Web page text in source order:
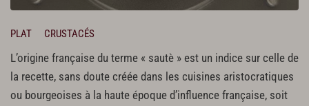
PLAT CRUSTACÉS
L’origine française du terme « sautè » est un indice sur celle de
la recette, sans doute créée dans les cuisines aristocratiques
ou bourgeoises à la haute époque d’influence française, soit